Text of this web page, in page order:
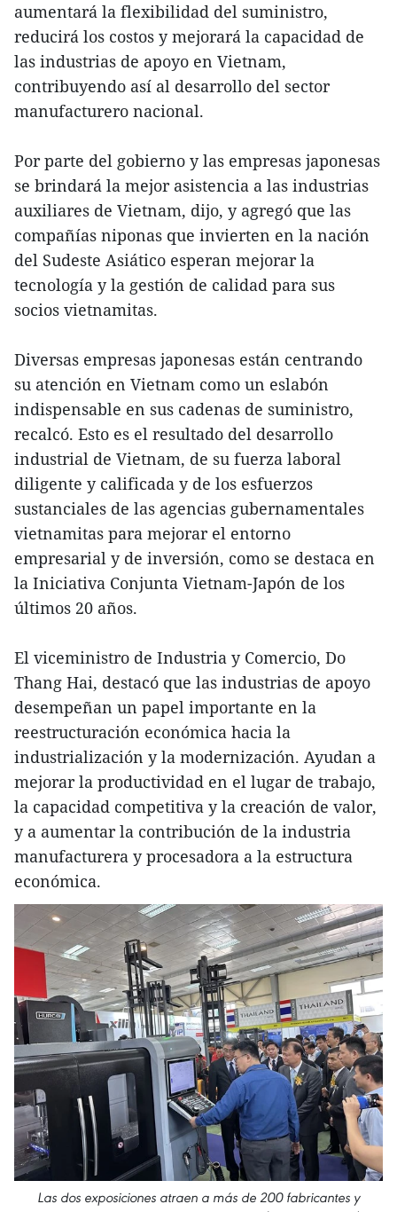
aumentará la flexibilidad del suministro,
reducirá los costos y mejorará la capacidad de
las industrias de apoyo en Vietnam,
contribuyendo así al desarrollo del sector
manufacturero nacional.
Por parte del gobierno y las empresas japonesas
se brindará la mejor asistencia a las industrias
auxiliares de Vietnam, dijo, y agregó que las
compañías niponas que invierten en la nación
del Sudeste Asiático esperan mejorar la
tecnología y la gestión de calidad para sus
socios vietnamitas.
Diversas empresas japonesas están centrando
su atención en Vietnam como un eslabón
indispensable en sus cadenas de suministro,
recalcó. Esto es el resultado del desarrollo
industrial de Vietnam, de su fuerza laboral
diligente y calificada y de los esfuerzos
sustanciales de las agencias gubernamentales
vietnamitas para mejorar el entorno
empresarial y de inversión, como se destaca en
la Iniciativa Conjunta Vietnam-Japón de los
últimos 20 años.
El viceministro de Industria y Comercio, Do
Thang Hai, destacó que las industrias de apoyo
desempeñan un papel importante en la
reestructuración económica hacia la
industrialización y la modernización. Ayudan a
mejorar la productividad en el lugar de trabajo,
la capacidad competitiva y la creación de valor,
y a aumentar la contribución de la industria
manufacturera y procesadora a la estructura
económica.
Las dos exposiciones atraen a más de 200 fabricantes y